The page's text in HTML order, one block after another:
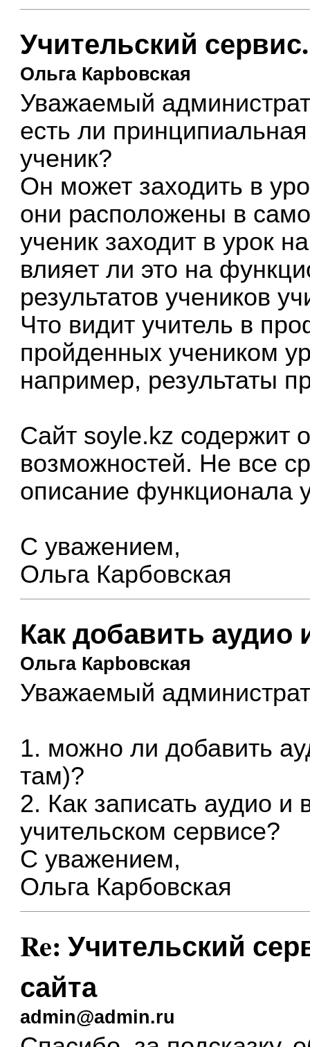
Учительский
Ольга Карbовская
Уважаемый
есть ли
ученик?
Он может заходить в
они расположены в
ученик заходит в урок
влияет ли это на
результатов учеников
Что видит учитель в
пройденных учеником
например, результаты
Сайт soyle.kz содержит
возможностей. Не все
описание функционала
С уважением,
Ольга Карбовская
Как добавить аудио
Ольга Карbовская
Уважаемый
1. можно ли добавить
там)?
2. Как записать аудио
учительском сервисе?
С уважением,
Ольга Карбовская
Re: Учительский
сайта
admin@admin.ru